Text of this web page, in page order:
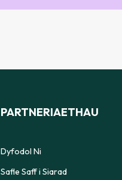
PARTNERIAETHAU
Dyfodol Ni
Safle Saff i Siarad